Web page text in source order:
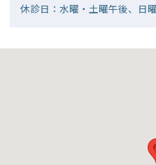
休診日：水曜・土曜午後、日